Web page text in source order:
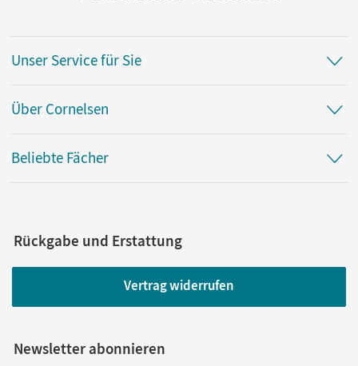
Unser Service für Sie
Über Cornelsen
Beliebte Fächer
Rückgabe und Erstattung
Vertrag widerrufen
Newsletter abonnieren